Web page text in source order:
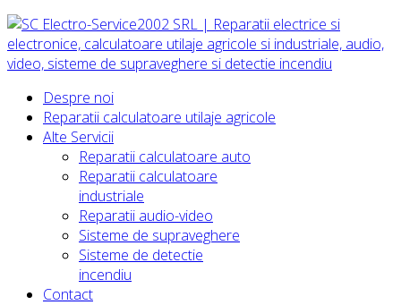
Despre noi
Reparatii calculatoare utilaje agricole
Alte Servicii
Reparatii calculatoare auto
Reparatii calculatoare
industriale
Reparatii audio-video
Sisteme de supraveghere
Sisteme de detectie
incendiu
Contact